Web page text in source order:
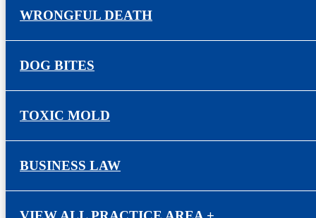
WRONGFUL DEATH
DOG BITES
TOXIC MOLD
BUSINESS LAW